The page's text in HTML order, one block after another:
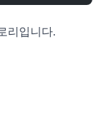
리입니다.